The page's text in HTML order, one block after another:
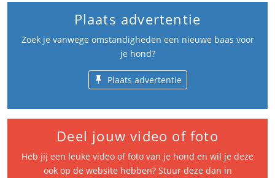
Plaats advertentie
Zoek je vanwege omstandigheden een nieuwe baas voor
je hond?
Plaats advertentie
Deel jouw video of foto
Heb jij een leuke video of foto van je hond en wil je deze
ook op de website hebben? Stuur deze dan in